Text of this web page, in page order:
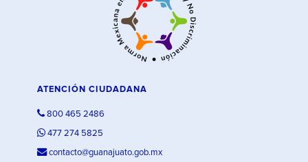
ATENCIÓN CIUDADANA
800 465 2486
477 274 5825
contacto@guanajuato.gob.mx